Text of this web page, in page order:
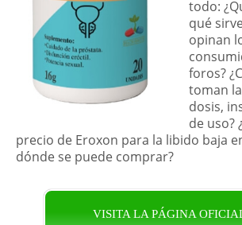
todo:
qué
opinan
foros?
toman
dosis,
de uso?
precio de Eroxon para la libido baja
dónde se puede comprar?
VISITA LA PÁGINA